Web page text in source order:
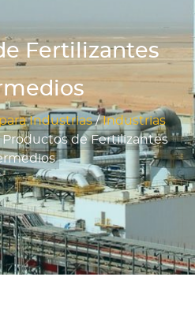
Fertilizantes
Industrias/Industrias
Productos de Fertilizantes